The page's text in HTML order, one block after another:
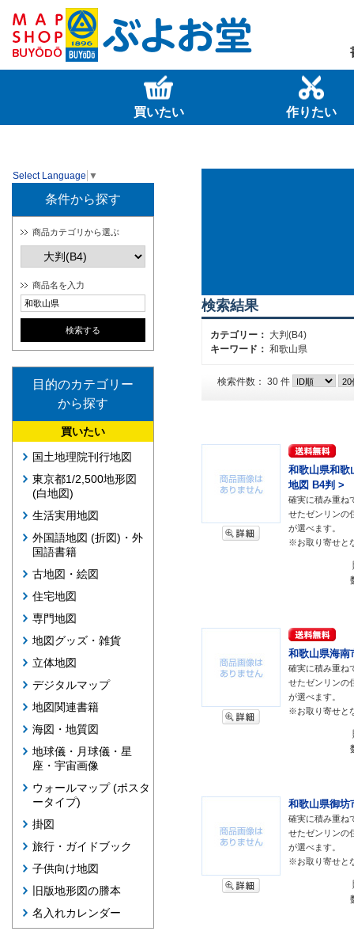
買いたい 作りたい
Select Language ▼
条件から探す
商品カテゴリから選ぶ
商品名を入力
目的のカテゴリー
から探す
買いたい
国土地理院刊行地図
東京都1/2,500地形図
(白地図)
生活実用地図
外国語地図 (折図)・外
国語書籍
古地図・絵図
住宅地図
専門地図
地図グッズ・雑貨
立体地図
デジタルマップ
地図関連書籍
海図・地質図
地球儀・月球儀・星
座・宇宙画像
ウォールマップ (ポスタ
ータイプ)
掛図
旅行・ガイドブック
子供向け地図
旧版地形図の謄本
名入れカレンダー
検索結果
カテゴリー： 大判(B4)
キーワード： 和歌山県
検索件数： 30 件
和歌山県和歌
地図 B4判 >
確実に積み重ね
せたゼンリンの
が選べます。
※お取り寄せと
和歌山県海南
確実に積み重ね
せたゼンリンの
が選べます。
※お取り寄せと
和歌山県御坊
確実に積み重ね
せたゼンリンの
が選べます。
※お取り寄せと